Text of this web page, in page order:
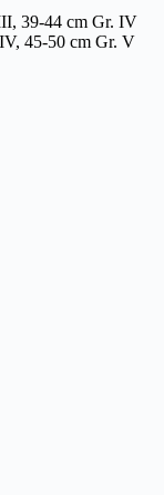
39-44 cm Gr. IV
45-50 cm Gr. V